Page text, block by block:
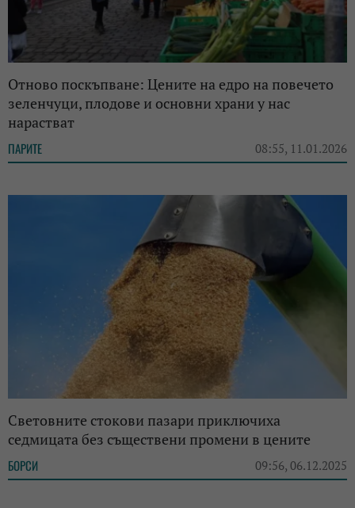
Отново поскъпване: Цените на едро на повечето
зеленчуци, плодове и основни храни у нас
нарастват
ПАРИТЕ 08:55, 11.01.2026
Световните стокови пазари приключиха
седмицата без съществени промени в цените
БОРСИ 09:56, 06.12.2025